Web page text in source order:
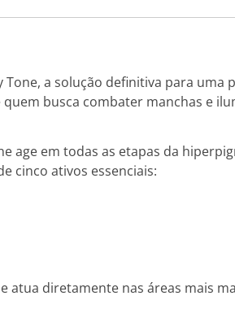
a solução definitiva para uma
busca combater manchas e
age em todas as etapas da
cinco ativos essenciais:
atua diretamente nas áreas mais